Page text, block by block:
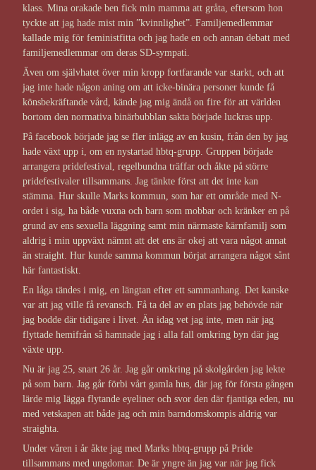
klass. Mina orakade ben fick min mamma att gråta, eftersom hon
tyckte att jag hade mist min ”kvinnlighet”. Familjemedlemmar
kallade mig för feministfitta och jag hade en och annan debatt med
familjemedlemmar om deras SD-sympati.
Även om självhatet över min kropp fortfarande var starkt, och att
jag inte hade någon aning om att icke-binära personer kunde få
könsbekräftande vård, kände jag mig ändå on fire för att världen
bortom den normativa binärbubblan sakta började luckras upp.
På facebook började jag se fler inlägg av en kusin, från den by jag
hade växt upp i, om en nystartad hbtq-grupp. Gruppen började
arrangera pridefestival, regelbundna träffar och åkte på större
pridefestivaler tillsammans. Jag tänkte först att det inte kan
stämma. Hur skulle Marks kommun, som har ett område med N-
ordet i sig, ha både vuxna och barn som mobbar och kränker en på
grund av ens sexuella läggning samt min närmaste kärnfamilj som
aldrig i min uppväxt nämnt att det ens är okej att vara något annat
än straight. Hur kunde samma kommun börjat arrangera något sånt
här fantastiskt.
En låga tändes i mig, en längtan efter ett sammanhang. Det kanske
var att jag ville få revansch. Få ta del av en plats jag behövde när
jag bodde där tidigare i livet. Än idag vet jag inte, men när jag
flyttade hemifrån så hamnade jag i alla fall omkring byn där jag
växte upp.
Nu är jag 25, snart 26 år. Jag går omkring på skolgården jag lekte
på som barn. Jag går förbi vårt gamla hus, där jag för första gången
lärde mig lägga flytande eyeliner och svor den där fjantiga eden, nu
med vetskapen att både jag och min barndomskompis aldrig var
straighta.
Under våren i år åkte jag med Marks hbtq-grupp på Pride
tillsammans med ungdomar. De är yngre än jag var när jag fick